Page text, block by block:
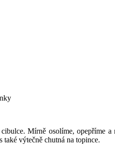
Mírně osolíme, opepříme
výtečně chutná na topince.